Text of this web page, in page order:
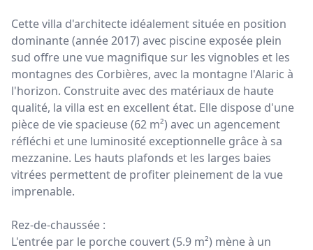
Cette villa d'architecte idéalement située en position
dominante (année 2017) avec piscine exposée plein
sud offre une vue magnifique sur les vignobles et les
montagnes des Corbières, avec la montagne l'Alaric à
l'horizon. Construite avec des matériaux de haute
qualité, la villa est en excellent état. Elle dispose d'une
pièce de vie spacieuse (62 m²) avec un agencement
réfléchi et une luminosité exceptionnelle grâce à sa
mezzanine. Les hauts plafonds et les larges baies
vitrées permettent de profiter pleinement de la vue
imprenable.
Rez-de-chaussée :
L'entrée par le porche couvert (5.9 m²) mène à un